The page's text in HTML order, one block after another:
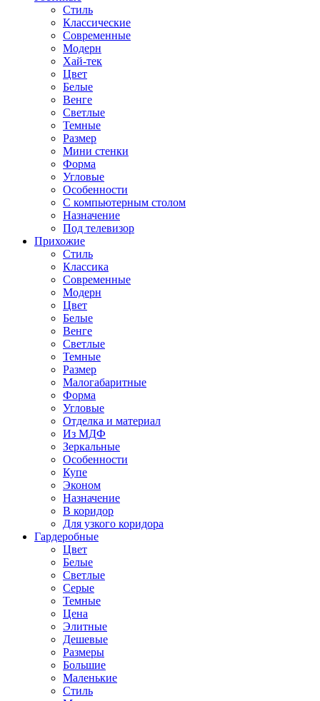
Стиль
Классические
Современные
Модерн
Хай-тек
Цвет
Белые
Венге
Светлые
Темные
Размер
Мини стенки
Форма
Угловые
Особенности
С компьютерным столом
Назначение
Под телевизор
Прихожие
Стиль
Классика
Современные
Модерн
Цвет
Белые
Венге
Светлые
Темные
Размер
Малогабаритные
Форма
Угловые
Отделка и материал
Из МДФ
Зеркальные
Особенности
Купе
Эконом
Назначение
В коридор
Для узкого коридора
Гардеробные
Цвет
Белые
Светлые
Серые
Темные
Цена
Элитные
Дешевые
Размеры
Большие
Маленькие
Стиль